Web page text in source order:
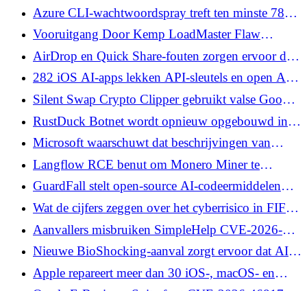
gehallucineerde domeinen voor phishing en
malware
Azure CLI-wachtwoordspray treft ten minste 78
Microsoft-accounts in meer dan 81 miljoen
pogingen
Vooruitgang Door Kemp LoadMaster Flaw
kunnen aanvallers root-opdrachten uitvoeren vóór
verificatie
AirDrop en Quick Share-fouten zorgen ervoor dat
aanvallers in de buurt crashes kunnen veroorzaken
en controles kunnen omzeilen
282 iOS AI-apps lekken API-sleutels en open AI-
proxytoegang in onderzoek naar netwerkverkeer
Silent Swap Crypto Clipper gebruikt valse Google
Notes-extensie om portemonnee-adressen te
vervangen
RustDuck Botnet wordt opnieuw opgebouwd in
Rust om routers en servers te kapen voor DDoS
Microsoft waarschuwt dat beschrijvingen van
vergiftigde MCP-tools ervoor kunnen zorgen dat
AI-agenten gegevens lekken
Langflow RCE benut om Monero Miner te
implementeren op blootgestelde AI-app-
eindpunten
GuardFall stelt open-source AI-codeermiddelen
bloot aan tientallen jaren oude risico's op het
injecteren van granaten
Wat de cijfers zeggen over het cyberrisico in FIFA
2026
Aanvallers misbruiken SimpleHelp CVE-2026-
48558 om TaskWeaver en Djinn Stealer te
implementeren
Nieuwe BioShocking-aanval zorgt ervoor dat AI-
browsers gebruikersgegevens lekken
Apple repareert meer dan 30 iOS-, macOS- en
Safari-fouten, inclusief door AI ontdekte WebKit-